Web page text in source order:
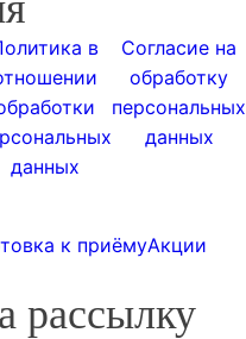
в
данных
Согласие на
обработку
персональных
данных
к приёмуАкции
рассылку